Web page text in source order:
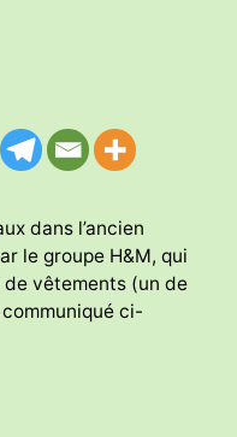
dans l’ancien
le groupe H&M, qui
vêtements (un de
communiqué ci-